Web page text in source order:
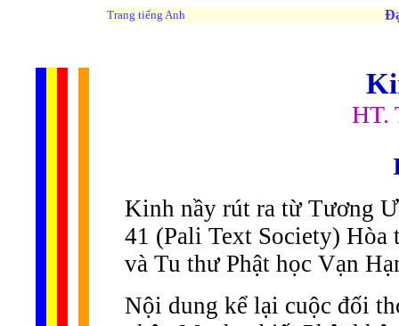
Trang tiếng Anh
HT.
Kinh nầy rút ra từ Tương
41 (Pali Text Society) Hòa
và Tu thư Phật học Vạn
Nội dung kể lại cuộc đối